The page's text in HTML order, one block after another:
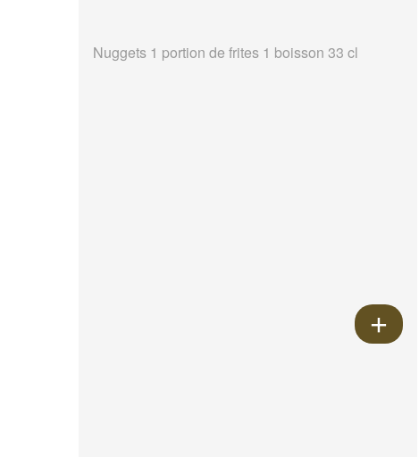
Nuggets 1 portion de frites 1 boisson 33 cl